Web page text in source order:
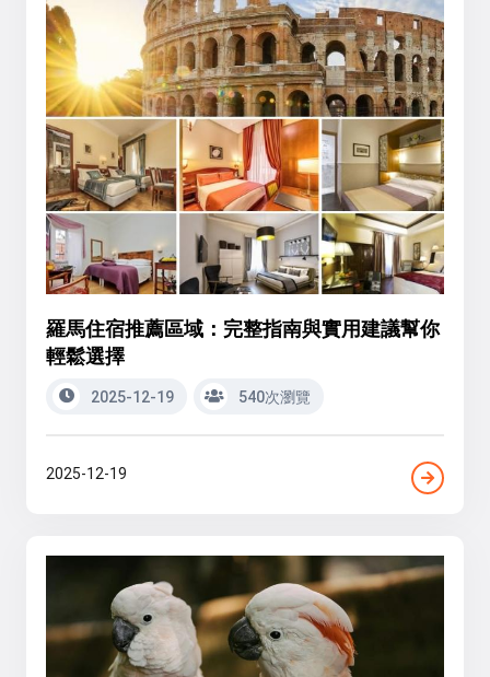
羅馬住宿推薦區域：完整指南與實用建議幫你
輕鬆選擇
2025-12-19 540次瀏覽
2025-12-19